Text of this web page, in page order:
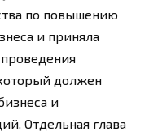
по повышению
и приняла
должен
и
Отдельная глава